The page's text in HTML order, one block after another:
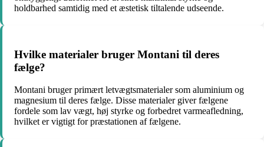
holdbarhed samtidig med et æstetisk tiltalende udseende.
Hvilke materialer bruger Montani til deres
fælge?
Montani bruger primært letvægtsmaterialer som aluminium og
magnesium til deres fælge. Disse materialer giver fælgene
fordele som lav vægt, høj styrke og forbedret varmeafledning,
hvilket er vigtigt for præstationen af fælgene.